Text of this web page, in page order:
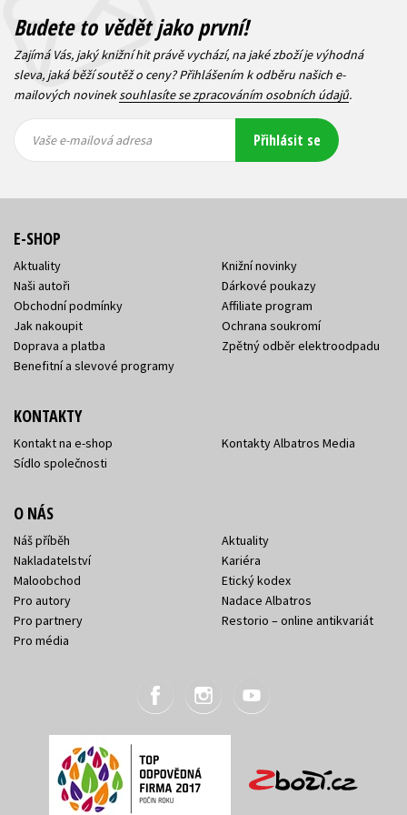
Budete to vědět jako první!
Zajímá Vás, jaký knižní hit právě vychází, na jaké zboží je výhodná
sleva, jaká běží soutěž o ceny? Přihlášením k odběru našich e-
mailových novineksouhlasíte se zpracováním osobních údajů.
mailová
mailová
Vaše e-mailová adresa Přihlásit se
E-SHOP
Aktuality
Naši autoři
Obchodní podmínky
Jak nakoupit
Doprava a platba
Benefitní a slevové programy
Knižní novinky
Dárkové poukazy
Affiliate program
Ochrana soukromí
Zpětný odběr elektroodpadu
KONTAKTY
Kontakt na e-shop
Sídlo společnosti
Kontakty Albatros Media
O NÁS
Náš příběh
Nakladatelství
Maloobchod
Pro autory
Pro partnery
Pro média
Aktuality
Kariéra
Etický kodex
Nadace Albatros
Restorio – online antikvariát